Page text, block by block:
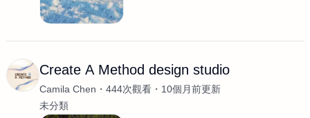
Create A Method design studio
Camila Chen 444次觀看
10個月前更新
未分類